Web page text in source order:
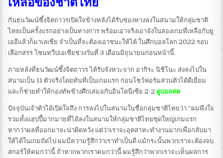
กันธนวัฒน์ซึ้งจิตถาวรเปิดใจข้างหลังได้รับช่องทางลงในสนามให้กลุ่มชาติ
ไทยเป็นครั้งแรกอย่างเป็นทางการ พร้อมเอาจริงเอาจังในสองเกมที่เหลือกับยู
เออีแล้วก็มาเลเซีย จำเป็นที่จะต้องเอาชนะให้ได้ ในศึกบอลโลก 2022 รอบ
เลือกสรร โซนทวีปเอเชียช่วงวันที่ 3 เดือนมิถุนายนก่อนหน้านี้
ภายหลังที่ธนวัฒน์ซึ้งจิตถาวร ได้รับจังหวะจาก อากิระ นิชิโนะ ส่งลงไปใน
สนามเป็น 11 ตัวจริงโดยทันทีเป็นเกมแรก ก่อนโชว์ฟอร์มส่วนตัวได้ดีเยี่ยม
และก็ช่วยทำให้กองทัพช้างศึกเสมอกับอินโดนีเซีย 2-2 ดูบอลสด
ปัจจุบันเจ้าตัวได้เปิดใจถึง การลงไปในสนามในชื่อกลุ่มชาติไทยว่า “ผมพึงใจ
รวมทั้งแฮปปี้มากมายที่ได้ลงในสนามให้กลุ่มชาติไทยชุดใหญ่เกมแรก
หากว่าผลที่ออกมาจะน่าผิดหวัง แต่ว่าเราจะอุตสาหะทำงานมากเพื่อกลับมา
ให้ได้ในเกมถัดไป ผมมีความรู้สึกว่าเราทำเป็นดี แม้กระนั้นพวกเราจะต้องจบ
สกอร์ให้คมกว่านี้ ถ้าหากพวกเราคมกว่านี้ ผมรู้สึกว่าพวกเราจะเห็นผลการ